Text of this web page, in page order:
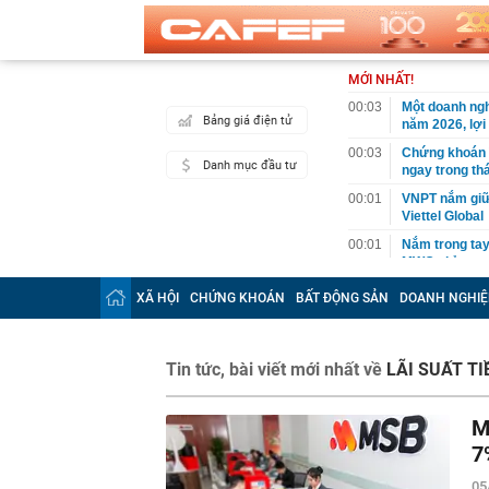
Bảng giá điện tử
Danh mục đầu tư
MỚI NHẤT!
00:03
Một doanh
năm 2026, lợi
00:03
Chứng khoán
ngay trong
00:01
VNPT nắm
Viettel Global
00:01
Nắm trong
MWG chỉ
00:01
Khám xét
5 thỏi vàng
23:12
Quốc gia có
23:01
Người bán
nghề lại
23:00
Tiếp viên tàu
XÃ HỘI CHỨNG KHOÁN BẤT ĐỘNG SẢN DOANH
Tin tức, bài viết mới nhất về LÃI SUẤT